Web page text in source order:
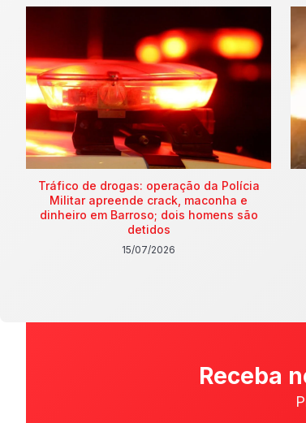
Tráfico de drogas: operação da Polícia
Militar apreende crack, maconha e
dinheiro em Barroso; dois homens são
detidos
15/07/2026
Receba